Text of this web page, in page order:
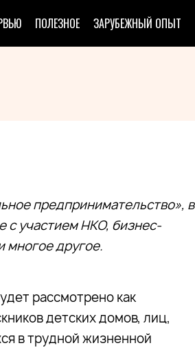
ПОЛЕЗНОЕ ЗАРУБЕЖНЫЙ ОПЫТ
предпринимательство», в
с участием НКО, бизнес-
многое другое.
рассмотрено как
детских домов, лиц,
в трудной жизненной